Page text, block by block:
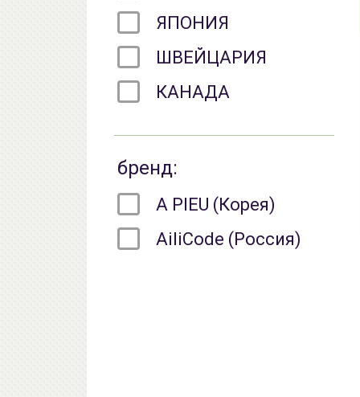
ЯПОНИЯ
ШВЕЙЦАРИЯ
КАНАДА
бренд:
A PIEU (Корея)
AiliCode (Россия)